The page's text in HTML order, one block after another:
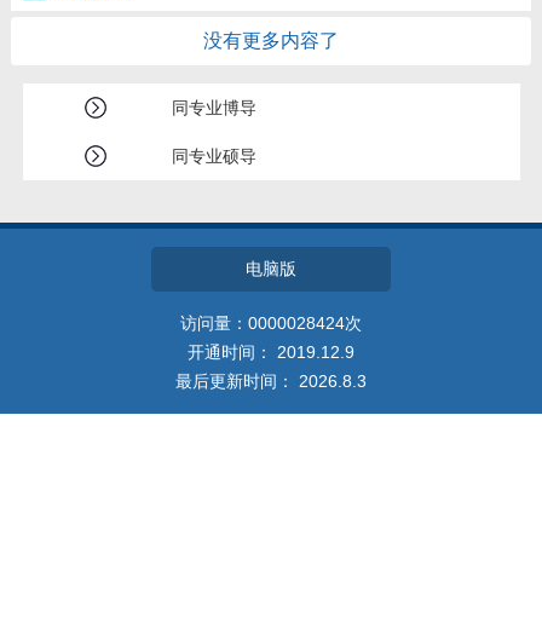
教师博客
没有更多内容了
同专业博导
同专业硕导
电脑版
访问量： 0000028424次
开通时间： 2019 12 9
最后更新时间： 2026 8 3